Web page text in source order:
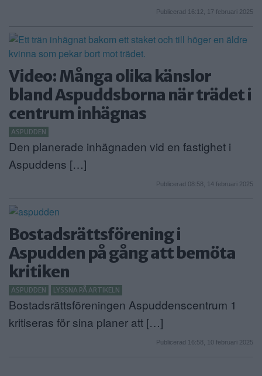
Publicerad 16:12, 17 februari 2025
Video: Många olika känslor
bland Aspuddsborna när trädet i
centrum inhägnas
ASPUDDEN
Den planerade inhägnaden vid en fastighet i
Aspuddens […]
Publicerad 08:58, 14 februari 2025
Bostadsrättsförening i
Aspudden på gång att bemöta
kritiken
ASPUDDEN LYSSNA PÅ ARTIKELN
Bostadsrättsföreningen Aspuddenscentrum 1
kritiseras för sina planer att […]
Publicerad 16:58, 10 februari 2025